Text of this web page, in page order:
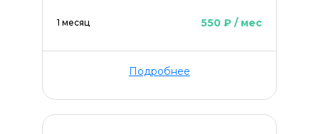
1 месяц 550 ₽ / мес
Подробнее